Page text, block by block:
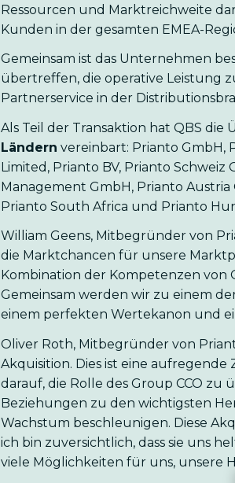
Ressourcen und Marktreichweite
Kunden in der gesamten EMEA-
Gemeinsam ist das Unternehmen
übertreffen, die operative Leistung
Partnerservice in der
Als Teil der Transaktion hat QBS die
Ländern vereinbart: Prianto GmbH,
Limited, Prianto BV, Prianto
Management GmbH, Prianto Austria
Prianto South Africa und Prianto
William Geens, Mitbegründer von
die Marktchancen für unsere
Kombination der Kompetenzen
Gemeinsam werden wir zu einem
einem perfekten Wertekanon und
Oliver Roth, Mitbegründer von
Akquisition. Dies ist eine
darauf, die Rolle des Group CCO zu
Beziehungen zu den wichtigsten
Wachstum beschleunigen. Diese
ich bin zuversichtlich, dass sie uns
viele Möglichkeiten für uns, unsere